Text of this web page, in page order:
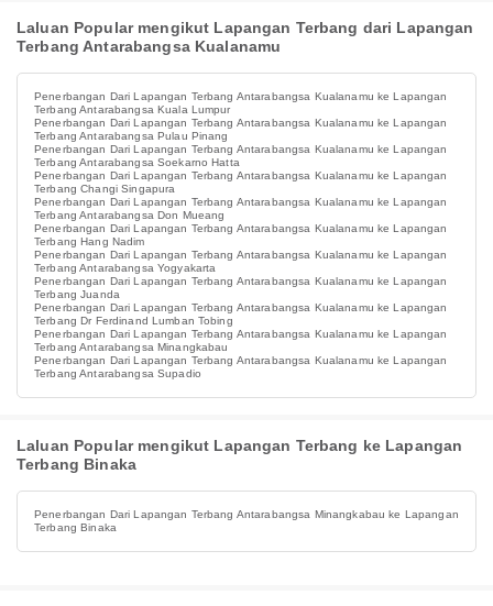
Laluan Popular mengikut Lapangan Terbang dari Lapangan
Terbang Antarabangsa Kualanamu
Penerbangan Dari Lapangan Terbang Antarabangsa Kualanamu ke Lapangan
Terbang Antarabangsa Kuala Lumpur
Penerbangan Dari Lapangan Terbang Antarabangsa Kualanamu ke Lapangan
Terbang Antarabangsa Pulau Pinang
Penerbangan Dari Lapangan Terbang Antarabangsa Kualanamu ke Lapangan
Terbang Antarabangsa Soekarno Hatta
Penerbangan Dari Lapangan Terbang Antarabangsa Kualanamu ke Lapangan
Terbang Changi Singapura
Penerbangan Dari Lapangan Terbang Antarabangsa Kualanamu ke Lapangan
Terbang Antarabangsa Don Mueang
Penerbangan Dari Lapangan Terbang Antarabangsa Kualanamu ke Lapangan
Terbang Hang Nadim
Penerbangan Dari Lapangan Terbang Antarabangsa Kualanamu ke Lapangan
Terbang Antarabangsa Yogyakarta
Penerbangan Dari Lapangan Terbang Antarabangsa Kualanamu ke Lapangan
Terbang Juanda
Penerbangan Dari Lapangan Terbang Antarabangsa Kualanamu ke Lapangan
Terbang Dr Ferdinand Lumban Tobing
Penerbangan Dari Lapangan Terbang Antarabangsa Kualanamu ke Lapangan
Terbang Antarabangsa Minangkabau
Penerbangan Dari Lapangan Terbang Antarabangsa Kualanamu ke Lapangan
Terbang Antarabangsa Supadio
Laluan Popular mengikut Lapangan Terbang ke Lapangan
Terbang Binaka
Penerbangan Dari Lapangan Terbang Antarabangsa Minangkabau ke Lapangan
Terbang Binaka